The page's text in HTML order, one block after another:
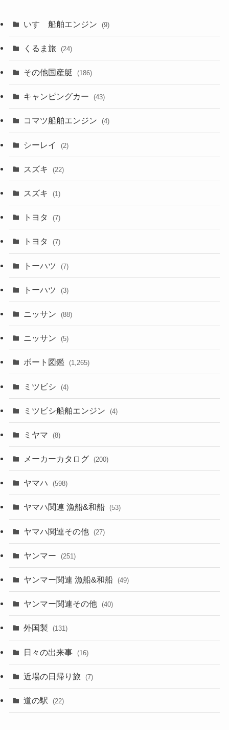
いすゞ船舶エンジン (9)
くるま旅 (24)
その他国産艇 (186)
キャンピングカー (43)
コマツ船舶エンジン (4)
シーレイ (2)
スズキ (22)
スズキ (1)
トヨタ (7)
トヨタ (7)
トーハツ (7)
トーハツ (3)
ニッサン (88)
ニッサン (5)
ボート図鑑 (1,265)
ミツビシ (4)
ミツビシ船舶エンジン (4)
ミヤマ (8)
メーカーカタログ (200)
ヤマハ (598)
ヤマハ関連 漁船&和船 (53)
ヤマハ関連その他 (27)
ヤンマー (251)
ヤンマー関連 漁船&和船 (49)
ヤンマー関連その他 (40)
外国製 (131)
日々の出来事 (16)
近場の日帰り旅 (7)
道の駅 (22)